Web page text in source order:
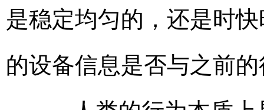
是稳定均匀的，还是时
的设备信息是否与之前